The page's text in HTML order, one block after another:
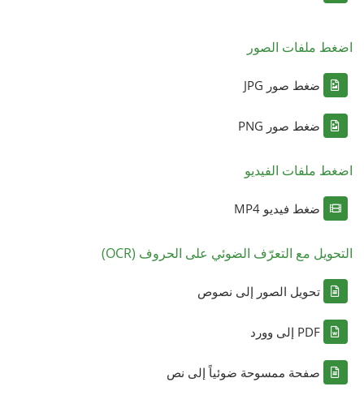
اضغط ملفات الصور
ضغط صور JPG
ضغط صور PNG
اضغط ملفات الفيديو
ضغط فيديو MP4
التحويل مع التعرّف الضوئي على الحروف (OCR)
تحويل الصور إلى نصوص
PDF إلى وورد
صفحة ممسوحة ضوئياً إلى نص